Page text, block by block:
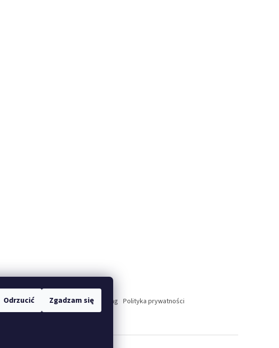
Odrzucić Zgadzam się
Privacy policy Datenschutzerklarung Polityka prywatności